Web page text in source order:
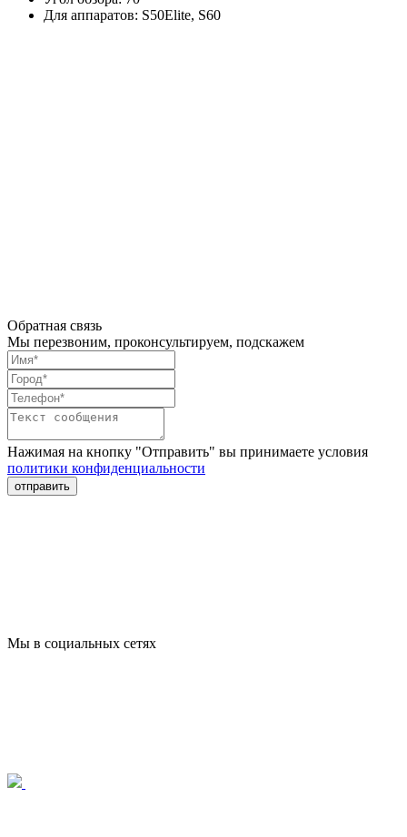
Для аппаратов: S50Elite, S60
Обратная связь
Мы перезвоним, проконсультируем, подскажем
Нажимая на кнопку "Отправить" вы принимаете условия
политики конфиденциальности
отправить
Мы в социальных сетях